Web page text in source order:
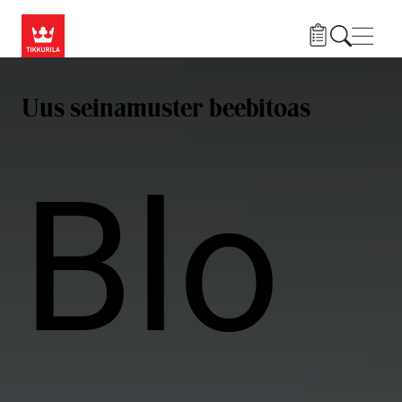
Uus seinamuster beebitoas
Blo